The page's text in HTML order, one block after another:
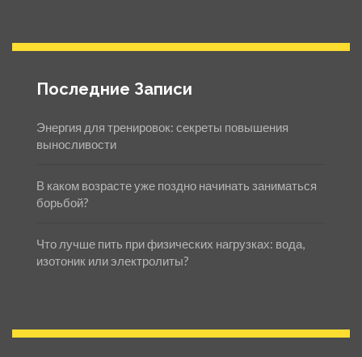
Последние Записи
Энергия для тренировок: секреты повышения
выносливости
В каком возрасте уже поздно начинать заниматься
борьбой?
Что лучше пить при физических нагрузках: вода,
изотоник или электролиты?